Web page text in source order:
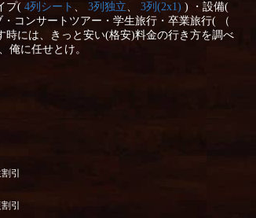
プ( 4列シート 、 3列独立、 3列(2x1) ) ・設備(
コンサートツアー・学生旅行・卒業旅行( （
時には、きっと安い(格安)料金の行き方を調べ
俺に任せとけ。
引
引